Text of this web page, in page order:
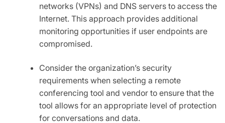
networks (VPNs) and DNS servers to access the
Internet. This approach provides additional
monitoring opportunities if user endpoints are
compromised.
Consider the organization’s security
requirements when selecting a remote
conferencing tool and vendor to ensure that the
tool allows for an appropriate level of protection
for conversations and data.